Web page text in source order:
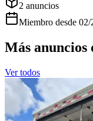
2 anuncios
Miembro desde 02/
Más anuncios
Ver todos